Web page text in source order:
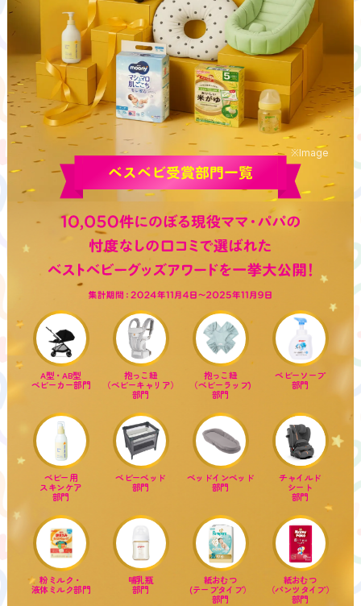
※Image
A型・AB型
ベビーカー部門
抱っこ紐
（ベビーキャリア）
部門
抱っこ紐
（ベビーラップ)
部門
ベビーソープ
部門
ベビー用
スキンケア
部門
ベビーベッド
部門
ベッドインベッド
部門
チャイルド
シート
部門
粉ミルク・
液体ミルク部門
哺乳瓶
部門
紙おむつ
(テープタイプ）
部門
紙おむつ
（パンツタイプ）
部門